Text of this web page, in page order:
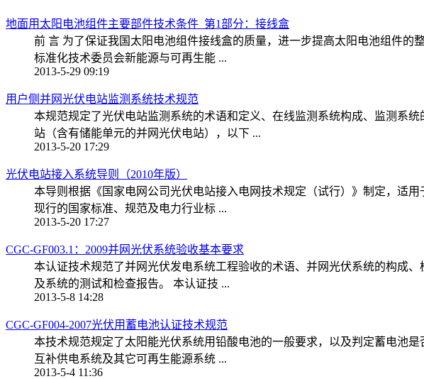
地面用太阳电池组件主要部件技术条件_第1部分：接线盒
前 言 为了保证我国太阳电池组件接线盒的质量，进一步提高太阳电池组件
标准化技术委员会新能源与可再生能 ...
2013-5-29 09:19
用户侧并网光伏电站监测系统技术规范
本规范规定了光伏电站监测系统的术语和定义、在线监测系统构成、监测系
站（含有储能单元的并网光伏电站），以下 ...
2013-5-20 17:29
光伏电站接入系统导则（2010年版）
本导则根据《国家电网公司光伏电站接入电网技术规定（试行）》制定，适
现行的国家标准、规范及电力行业标 ...
2013-5-20 17:27
CGC-GF003.1：2009并网光伏系统验收基本要求
本认证技术规范了并网光伏发电系统工程验收的术语、并网光伏系统的构成
及系统的测试和检查报告。 本认证技 ...
2013-5-8 14:28
CGC-GF004-2007光伏用蓄电池认证技术规范
本技术规范规定了太阳能光伏系统用铅酸电池的一般要求，以及判定蓄电池
互补供电系统及其它可再生能源系统 ...
2013-5-4 11:36